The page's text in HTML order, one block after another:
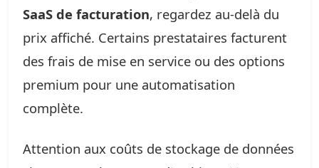
SaaS de facturation, regardez au-delà du
prix affiché. Certains prestataires facturent
des frais de mise en service ou des options
premium pour une automatisation
complète.
Attention aux coûts de stockage de données